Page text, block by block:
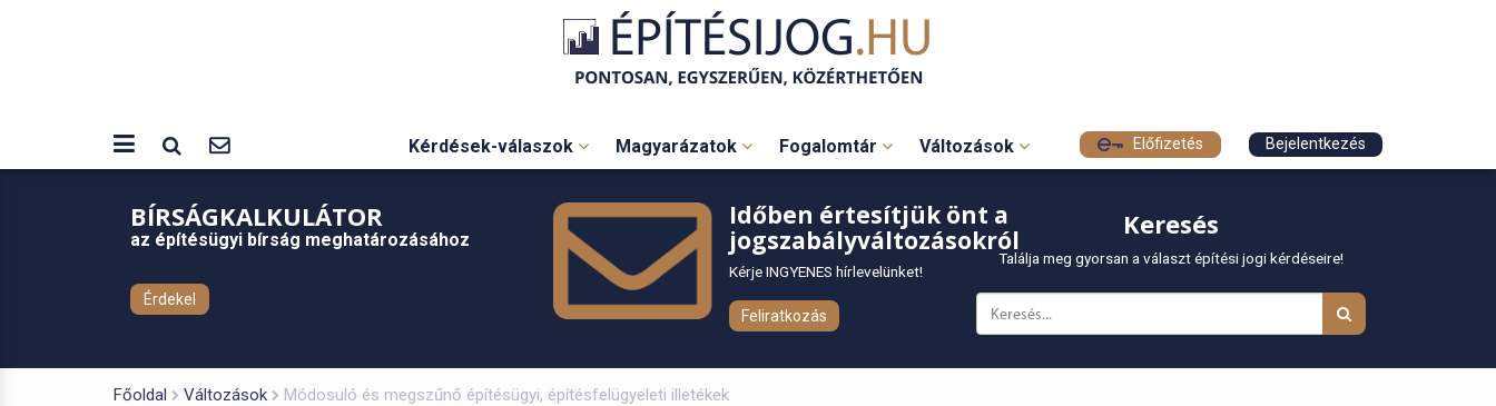
Kérdések-válaszok Magyarázatok Fogalomtár Változások Előfizetés Bejelentkezés
BÍRSÁGKALKULÁTOR
az építésügyi bírság meghatározásához
Érdekel
Időben értesítjük önt a
jogszabályváltozásokról
Kérje INGYENES hírlevelünket!
Feliratkozás
Keresés
Találja meg gyorsan a választ építési jogi kérdéseire!
Főoldal Változások Módosuló és megszűnő építésügyi, építésfelügyeleti illetékek